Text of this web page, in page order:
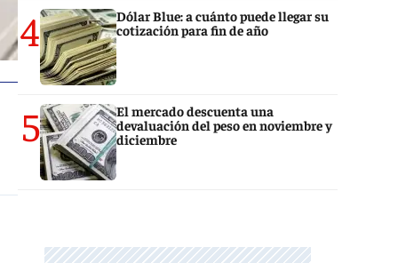
4
Dólar Blue: a cuánto puede llegar su
cotización para fin de año
5
El mercado descuenta una
devaluación del peso en noviembre y
diciembre